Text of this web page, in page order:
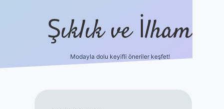
Şıklık ve İlham
Modayla dolu keyifli öneriler keşfet!
https://ilbetgir.net/